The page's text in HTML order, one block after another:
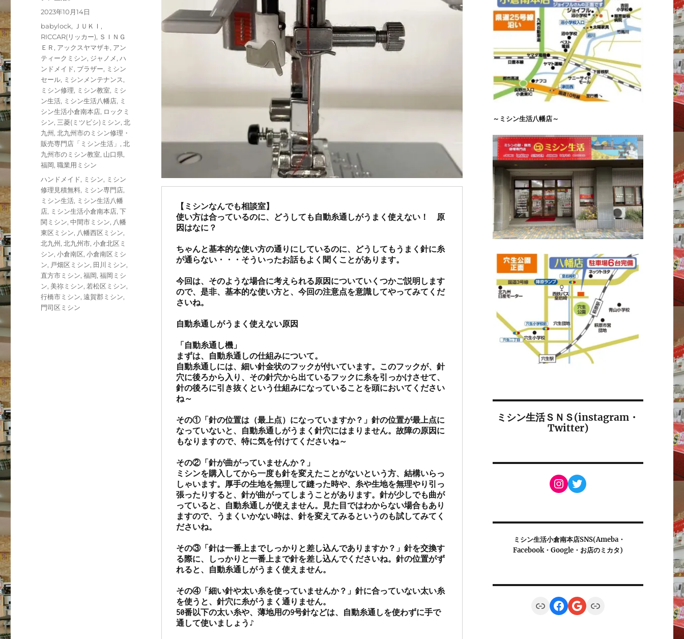
【ミシンなんでも相談室】
使い方は合っているのに、どうしても自動糸通しがうまく使えない！　原
因はなに？
ちゃんと基本的な使い方の通りにしているのに、どうしてもうまく針に糸
が通らない・・・そういったお話もよく聞くことがあります。
今回は、そのような場合に考えられる原因についていくつかご説明します
ので、是非、基本的な使い方と、今回の注意点を意識してやってみてくだ
さいね。
自動糸通しがうまく使えない原因
「自動糸通し機」
まずは、自動糸通しの仕組みについて。
自動糸通しには、細い針金状のフックが付いています。このフックが、針
穴に後ろから入り、その針穴から出ているフックに糸を引っかけさせて、
針の後ろに引き抜くという仕組みになっていることを頭においてください
ね～
その①「針の位置は（最上点）になっていますか？」針の位置が最上点に
なっていないと、自動糸通しがうまく針穴にはまりません。故障の原因に
もなりますので、特に気を付けてくださいね～
その②「針が曲がっていませんか？」
ミシンを購入してから一度も針を変えたことがないという方、結構いらっ
しゃいます。厚手の生地を無理して縫った時や、糸や生地を無理やり引っ
張ったりすると、針が曲がってしまうことがあります。針が少しでも曲が
っていると、自動糸通しが使えません。見た目ではわからない場合もあり
ますので、うまくいかない時は、針を変えてみるというのも試してみてく
ださいね。
その③「針は一番上までしっかりと差し込んでありますか？」針を交換す
る際に、しっかりと一番上まで針を差し込んでくださいね。針の位置がず
れると、自動糸通しがうまく使えません。
その④「細い針や太い糸を使っていませんか？」針に合っていない太い糸
を使うと、針穴に糸がうまく通りません。
50番以下の太い糸や、薄地用の9号針などは、自動糸通しを使わずに手で
通して使いましょう♪
投
稿
2023年10月14日
カ
テ
ゴ
リ
ー
babylock, ＪＵＫＩ ,
RICCAR(リッカー), ＳＩＮＧ
ＥＲ , アックスヤマザキ, アン
ティークミシン, ジャノメ,ハ
ンドメイド, ブラザー, ミシン
セール, ミシンメンテナンス,
ミシン修理, ミシン教室, ミシ
ン生活, ミシン生活八幡店, ミ
シン生活小倉南本店, ロックミ
シン, 三菱(ミツビシ)ミシン,北
九州 ,北九州市のミシン修理・
販売専門店「ミシン生活」 ,北
九州市のミシン教室, 山口県,
福岡,職業用ミシン
タ
グ
ハンドメイド, ミシン, ミシン
修理見積無料, ミシン専門店,
ミシン生活, ミシン生活八幡
店, ミシン生活小倉南本店,下
関ミシン,中間市ミシン, 八幡
東区ミシン, 八幡西区ミシン,
北九州 ,北九州市,小倉北区ミ
シン,小倉南区,小倉南区ミシ
ン, 戸畑区ミシン, 田川ミシン,
直方市ミシン,福岡,福岡ミシ
ン, 美祢ミシン, 若松区ミシン,
行橋市ミシン,遠賀郡ミシン,
門司区ミシン
～ミシン生活八幡店～
ミシン生活ＳＮＳ(instagram・
Twitter)
Instagram
Twitter
ミシン生活小倉南本店SNS(Ameba・
Facebook・Google・お店のミカタ)
LinkFacebook
Google
Link